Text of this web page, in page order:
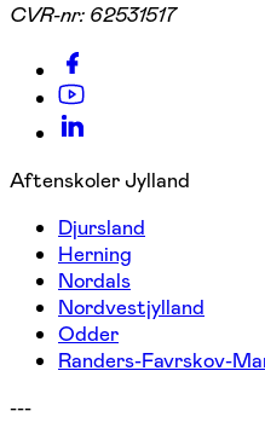
CVR-nr: 62531517
Aftenskoler Jylland
Djursland
Herning
Nordals
Nordvestjylland
Odder
Randers-Favrskov-
---